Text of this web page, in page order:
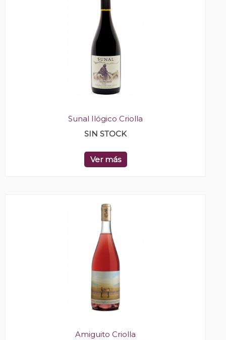
Sunal Ilógico Criolla
SIN STOCK
Ver más
Amiguito Criolla